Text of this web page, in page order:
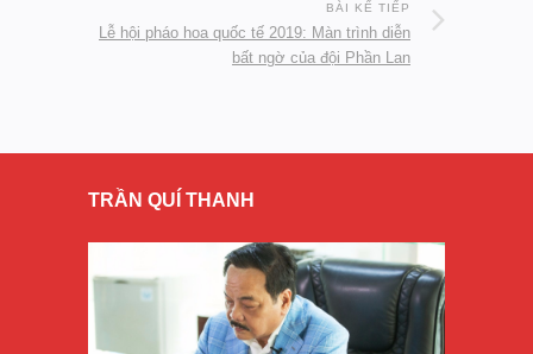
BÀI KẾ TIẾP
Lễ hội pháo hoa quốc tế 2019: Màn trình diễn
bất ngờ của đội Phần Lan
TRẦN QUÍ THANH